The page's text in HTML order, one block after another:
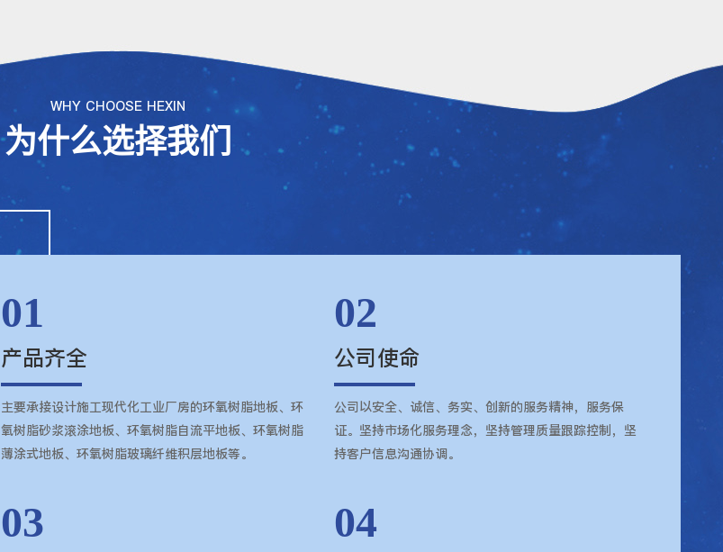
WHY CHOOSE HEXIN
为什么选择我们
01
产品齐全
主要承接设计施工现代化工业厂房的环氧树脂地板、环
氧树脂砂浆滚涂地板、环氧树脂自流平地板、环氧树脂
薄涂式地板、环氧树脂玻璃纤维积层地板等。
02
公司使命
公司以安全、诚信、务实、创新的服务精神，服务保
证。坚持市场化服务理念，坚持管理质量跟踪控制，坚
持客户信息沟通协调。
03 04